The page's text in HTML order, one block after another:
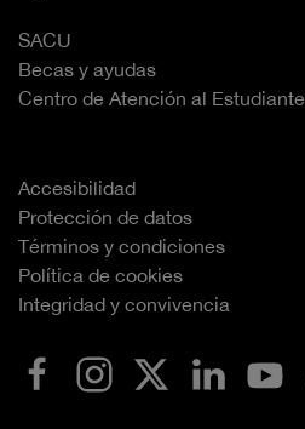
SACU
Becas y ayudas
Centro de Atención al Estudiante
Accesibilidad
Protección de datos
Términos y condiciones
Política de cookies
Integridad y convivencia